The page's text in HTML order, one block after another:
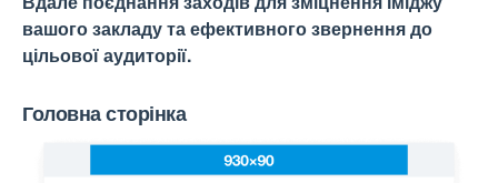
вашого закладу та ефективного звернення до
цільової аудиторії.
Головна сторінка